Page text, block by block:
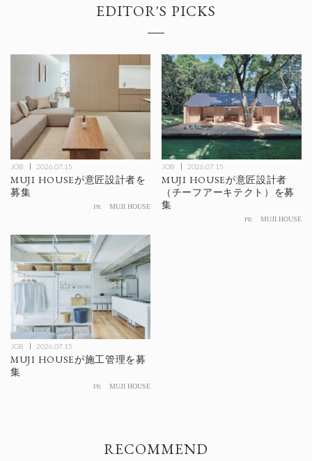
EDITOR'S PICKS
JOB 2026.07.15
MUJI HOUSEが意匠設計者を
募集
PR MUJI HOUSE
JOB 2026.07.15
MUJI HOUSEが意匠設計者
（チーフアーキテクト）を募
集
PR MUJI HOUSE
JOB 2026.07.15
MUJI HOUSEが施工管理を募
集
PR MUJI HOUSE
RECOMMEND